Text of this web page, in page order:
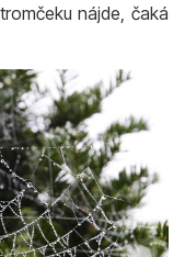
nájde, čaká